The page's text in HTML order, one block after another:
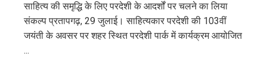
साहित्य की समृद्धि के लिए परदेशी के आदर्शों पर चलने का लिया
संकल्प प्रतापगढ़, 29 जुलाई। साहित्यकार परदेशी की 103वीं
जयंती के अवसर पर शहर स्थित परदेशी पार्क में कार्यक्रम आयोजित
...